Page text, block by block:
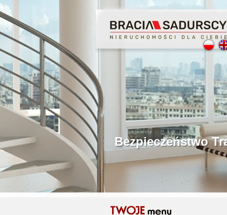
Profesjonalne
Bezpieczeństwo
Licencjonowani
Gwarancja